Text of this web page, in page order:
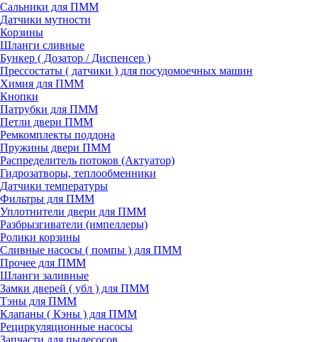
Сальники для ПММ
Датчики мутности
Корзины
Шланги сливные
Бункер ( Дозатор / Диспенсер )
Прессостаты ( датчики ) для посудомоечных машин
Химия для ПММ
Кнопки
Патрубки для ПММ
Петли двери ПММ
Ремкомплекты поддона
Пружины двери ПММ
Распределитель потоков (Актуатор)
Гидрозатворы, теплообменники
Датчики температуры
Фильтры для ПММ
Уплотнители двери для ПММ
Разбрызгиватели (импеллеры)
Ролики корзины
Сливные насосы ( помпы ) для ПММ
Прочее для ПММ
Шланги заливные
Замки дверей ( убл ) для ПММ
Тэны для ПММ
Клапаны ( Кэны ) для ПММ
Рециркуляционные насосы
Запчасти для пылесосов